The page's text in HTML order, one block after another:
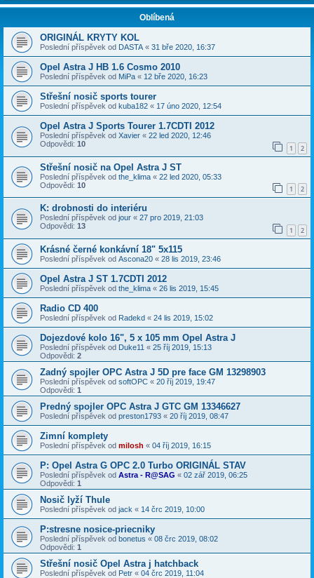
Oblíbená
ORIGINÁL KRYTY KOL
Poslední příspěvek od DASTA « 31 bře 2020, 16:37
Opel Astra J HB 1.6 Cosmo 2010
Poslední příspěvek od MiPa « 12 bře 2020, 16:23
Střešní nosič sports tourer
Poslední příspěvek od kuba182 « 17 úno 2020, 12:54
Opel Astra J Sports Tourer 1.7CDTI 2012
Poslední příspěvek od Xavier « 22 led 2020, 12:46
Odpovědi: 10 1 2
Střešní nosič na Opel Astra J ST
Poslední příspěvek od the_klima « 22 led 2020, 05:33
Odpovědi: 10 1 2
K: drobnosti do interiéru
Poslední příspěvek od jour « 27 pro 2019, 21:03
Odpovědi: 13 1 2
Krásné černé konkávní 18" 5x115
Poslední příspěvek od Ascona20 « 28 lis 2019, 23:46
Opel Astra J ST 1.7CDTI 2012
Poslední příspěvek od the_klima « 26 lis 2019, 15:45
Radio CD 400
Poslední příspěvek od Radekd « 24 lis 2019, 15:02
Dojezdové kolo 16", 5 x 105 mm Opel Astra J
Poslední příspěvek od Duke11 « 25 říj 2019, 15:13
Odpovědi: 2
Zadný spojler OPC Astra J 5D pre face GM 13298903
Poslední příspěvek od softOPC « 20 říj 2019, 19:47
Odpovědi: 1
Predný spojler OPC Astra J GTC GM 13346627
Poslední příspěvek od preston1793 « 20 říj 2019, 08:47
Zimní komplety
Poslední příspěvek od milosh « 04 říj 2019, 16:15
P: Opel Astra G OPC 2.0 Turbo ORIGINÁL STAV
Poslední příspěvek od Astra - R@SAG « 02 zář 2019, 06:25
Odpovědi: 1
Nosič lyží Thule
Poslední příspěvek od jack « 14 črc 2019, 10:00
P:stresne nosice-priecniky
Poslední příspěvek od bonetus « 08 črc 2019, 08:02
Odpovědi: 1
Střešní nosič Opel Astra j hatchback
Poslední příspěvek od Petr « 04 črc 2019, 11:04